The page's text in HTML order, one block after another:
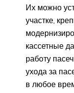
Их можно
участке,
кассетные
работу
ухода за
в любое